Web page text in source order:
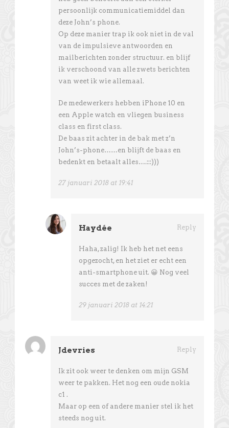
persoonlijk communicatiemiddel dan
deze John’s phone.
Op deze manier trap ik ook niet in de val
van de impulsieve antwoorden en
mailberichten zonder structuur. en blijf
ik verschoond van alle zwets berichten
van weet ik wie allemaal.
De medewerkers hebben iPhone 10 en
een Apple watch en vliegen business
class en first class.
De baas zit achter in de bak met z’n
John’s-phone……en blijft de baas en
bedenkt en betaalt alles….:::)))
27 januari 2018 at 19:41
Haydée Reply
Haha, zalig! Ik heb het net eens
opgezocht, en het ziet er echt een
anti-smartphone uit. 😀 Nog veel
succes met de zaken!
29 januari 2018 at 14:21
Jdevries Reply
Ik zit ook weer te denken om mijn GSM
weer te pakken. Het nog een oude nokia
c1 .
Maar op een of andere manier stel ik het
steeds nog uit.